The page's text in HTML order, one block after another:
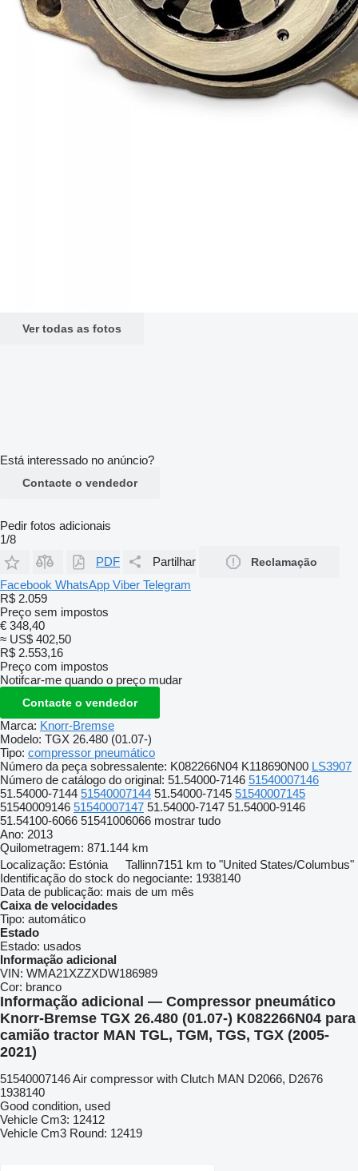
Ver todas as fotos
Está interessado no anúncio?
Contacte o vendedor
Pedir fotos adicionais
1/8
PDF
Partilhar Reclamação
Facebook WhatsApp Viber Telegram
R$ 2.059
Preço sem impostos
€ 348,40
≈ US$ 402,50
R$ 2.553,16
Preço com impostos
Notifcar-me quando o preço mudar
Contacte o vendedor
Marca: Knorr-Bremse
Modelo: TGX 26.480 (01.07-)
Tipo: compressor pneumático
Número da peça sobressalente: K082266N04 K118690N00 LS3907
Número de catálogo do original: 51.54000-7146 51540007146
51.54000-7144 51540007144 51.54000-7145 51540007145
51540009146 51540007147 51.54000-7147 51.54000-9146
51.54100-6066 51541006066 mostrar tudo
Ano: 2013
Quilometragem: 871.144 km
Localização: Estónia Tallinn7151 km to "United States/Columbus"
Identificação do stock do negociante: 1938140
Data de publicação: mais de um mês
Caixa de velocidades
Tipo: automático
Estado
Estado: usados
Informação adicional
VIN: WMA21XZZXDW186989
Cor: branco
Informação adicional — Compressor pneumático
Knorr-Bremse TGX 26.480 (01.07-) K082266N04 para
camião tractor MAN TGL, TGM, TGS, TGX (2005-
2021)
51540007146 Air compressor with Clutch MAN D2066, D2676
1938140
Good condition, used
Vehicle Cm3: 12412
Vehicle Cm3 Round: 12419